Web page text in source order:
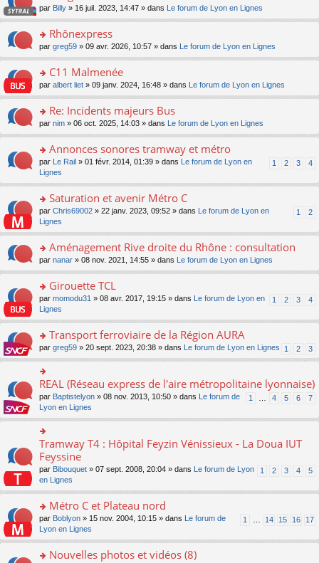
c
e
u
ré
c
e
o
n
lu
pl
s
ré
c
nt
s
e
n
o
n
le
u
s
ré
e
nt
le
m
e
s
g
e
n
o
lu
pl
u
ré
e
nt
o
n
ult
er
le
m
e
a
g
e
n
n
pl
u
ré
e
nt
par Billy » 16 juil. 2023, 14:47 » dans Le forum de Lyon en Lignes
o
n
ult
er
le
m
e
a
g
e
n
o
lu
u
s
ré
e
nt
Rhônexpress
par greg59 » 09 avr. 2026, 10:57 » dans Le forum de Lyon en Lignes
o
n
ult
er
le
m
e
s
g
e
n
o
n
le
u
s
ré
c
nt
C11 Malmenée
par albert liet » 09 janv. 2024, 16:48 » dans Le forum de Lyon en Lignes
o
n
ult
er
le
m
e
s
s
e
n
o
n
le
s
ré
c
e
nt
Re: Incidents majeurs Bus
par nim » 06 oct. 2025, 14:03 » dans Le forum de Lyon en Lignes
o
s
er
le
m
e
s
s
e
n
o
n
lu
pl
s
ré
c
nt
Annonces sonores tramway et métro
1 2 3 4
par Le Rail » 01 févr. 2014, 01:39 » dans
Le forum de Lyon en
Lignes
o
s
er
le
m
e
s
s
e
n
o
n
lu
pl
ré
e
nt
Saturation et avenir Métro C
1 2
par Chris69002 » 22 janv. 2023, 09:52 » dans
Le forum de Lyon en
Lignes
o
n
ult
er
le
m
e
s
a
e
n
o
n
lu
le
pl
u
s
ré
c
e
nt
Aménagement Rive droite du Rhône : consultation
par nanar » 08 nov. 2021, 14:55 » dans Le forum de Lyon en Lignes
o
s
er
le
m
e
s
s
a
e
o
n
lu
le
pl
s
ré
c
e
nt
Girouette TCL
1 2 3 4
par momodu31 » 08 avr. 2017, 19:15 » dans
Le forum de Lyon en
Lignes
o
n
s
ult
er
le
m
e
s
a
e
n
lu
le
pl
s
Transport ferroviaire de la Région AURA
1 2 3
par greg59 » 20 sept. 2023, 20:38 » dans Le forum de Lyon en Lignes
o
n
s
le
m
e
s
s
a
e
n
o
n
lu
REAL (Réseau express de l'aire métropolitaine lyonnaise)
1 4 5 6 7
par Baptistelyon » 08 nov. 2013, 10:50 » dans
Le forum de
Lyon en Lignes
o
n
ult
le
m
e
s
s
g
Tramway T4 : Hôpital Feyzin Vénissieux - La Doua IUT
Feyssine
1 2 3 4 5
par Bibouquet » 07 sept. 2008, 20:04 » dans
Le forum de Lyon
en Lignes
o
s
er
Métro C et Plateau nord
1 14 15 16 17
par Boblyon » 15 nov. 2004, 10:15 » dans
Le forum de
Lyon en Lignes
Nouvelles photos et vidéos (8)